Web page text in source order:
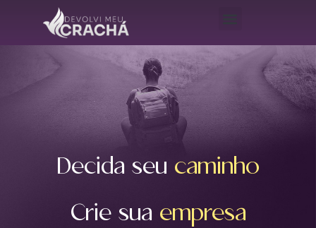
Decida seu caminho
Crie sua empresa